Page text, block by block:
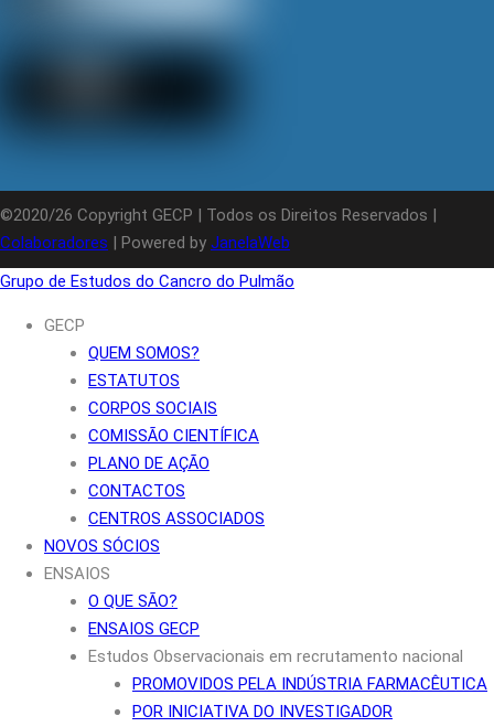
©2020/26 Copyright GECP | Todos os Direitos Reservados |
Colaboradores | Powered by JanelaWeb
Grupo de Estudos do Cancro do Pulmão
GECP
QUEM SOMOS?
ESTATUTOS
CORPOS SOCIAIS
COMISSÃO CIENTÍFICA
PLANO DE AÇÃO
CONTACTOS
CENTROS ASSOCIADOS
NOVOS SÓCIOS
ENSAIOS
O QUE SÃO?
ENSAIOS GECP
Estudos Observacionais em recrutamento nacional
PROMOVIDOS PELA INDÚSTRIA FARMACÊUTICA
POR INICIATIVA DO INVESTIGADOR